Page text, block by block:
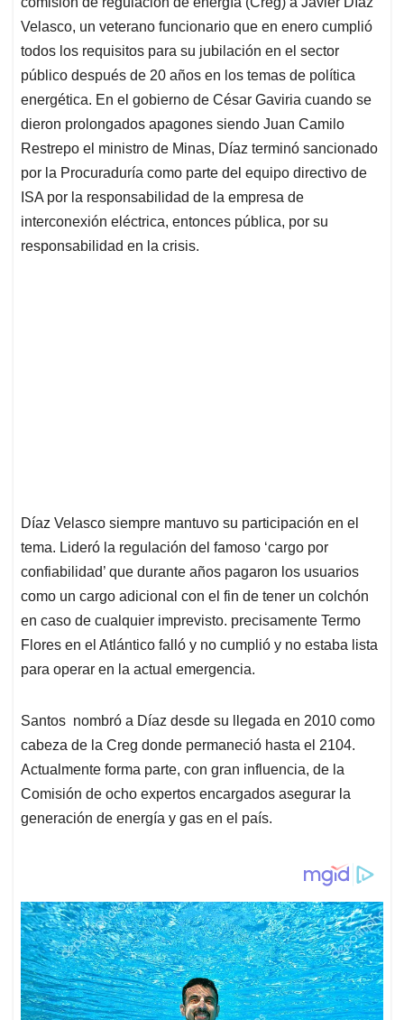
A
p
p
o
o
k
d
I
n
d
s
Velasco, un veterano funcionario que en enero cumplió
todos los requisitos para su jubilación en el sector
público después de 20 años en los temas de política
energética. En el gobierno de César Gaviria cuando se
dieron prolongados apagones siendo Juan Camilo
Restrepo el ministro de Minas, Díaz terminó sancionado
por la Procuraduría como parte del equipo directivo de
ISA por la responsabilidad de la empresa de
interconexión eléctrica, entonces pública, por su
responsabilidad en la crisis.
Díaz Velasco siempre mantuvo su participación en el
tema. Lideró la regulación del famoso ‘cargo por
confiabilidad’ que durante años pagaron los usuarios
como un cargo adicional con el fin de tener un colchón
en caso de cualquier imprevisto. precisamente Termo
Flores en el Atlántico falló y no cumplió y no estaba lista
para operar en la actual emergencia.
Santos nombró a Díaz desde su llegada en 2010 como
cabeza de la Creg donde permaneció hasta el 2104.
Actualmente forma parte, con gran influencia, de la
Comisión de ocho expertos encargados asegurar la
generación de energía y gas en el país.